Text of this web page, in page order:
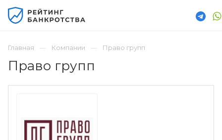
Главная Компании Право групп
Право групп